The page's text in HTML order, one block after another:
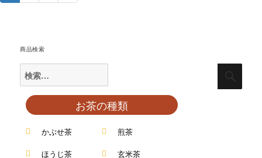
商品検索
お茶の種類
かぶせ茶
ほうじ茶
煎茶
玄米茶